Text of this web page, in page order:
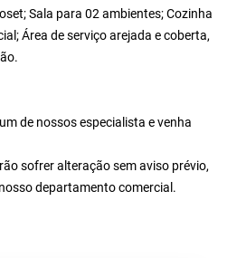
Sala para 02 ambientes; Cozinha
Área de serviço arejada e coberta,
de nossos especialista e venha
sofrer alteração sem aviso prévio,
departamento comercial.